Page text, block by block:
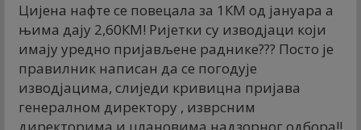
Цијена нафте се повецала за 1КМ од јануара а
њима дају 2,60КМ! Ријетки су изводјаци који
имају уредно пријављене раднике??? Посто је
правилник написан да се погодује
изводјацима, слиједи кривицна пријава
генералном директору , изврсним